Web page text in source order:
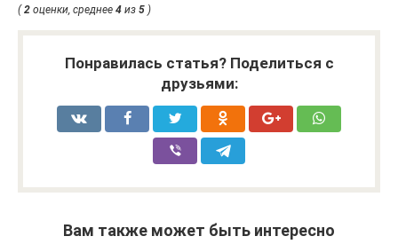
(2 оценки, среднее 4 из 5 )
Понравилась статья? Поделиться с
друзьями:
Вам также может быть интересно